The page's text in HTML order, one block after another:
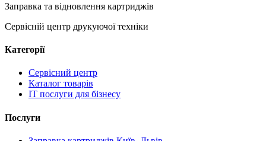
Заправка та відновлення картриджів
Сервісній центр друкуючої техніки
Категорії
Сервісний центр
Каталог товарів
IT послуги для бізнесу
Послуги